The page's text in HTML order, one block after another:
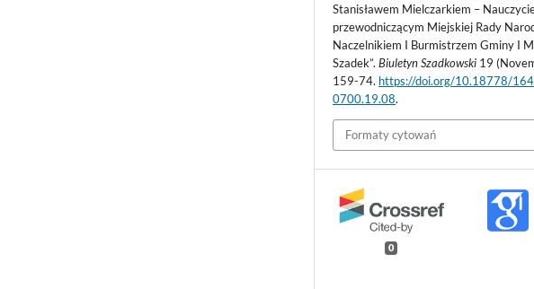
Stanisławem Mielczarkiem –
przewodniczącym Miejskiej Rady
Naczelnikiem I Burmistrzem Gminy I
Szadek”.Biuletyn Szadkowski 19
159-74. https://doi.org/10.18778/
0700.19.08.
Formaty cytowań
0